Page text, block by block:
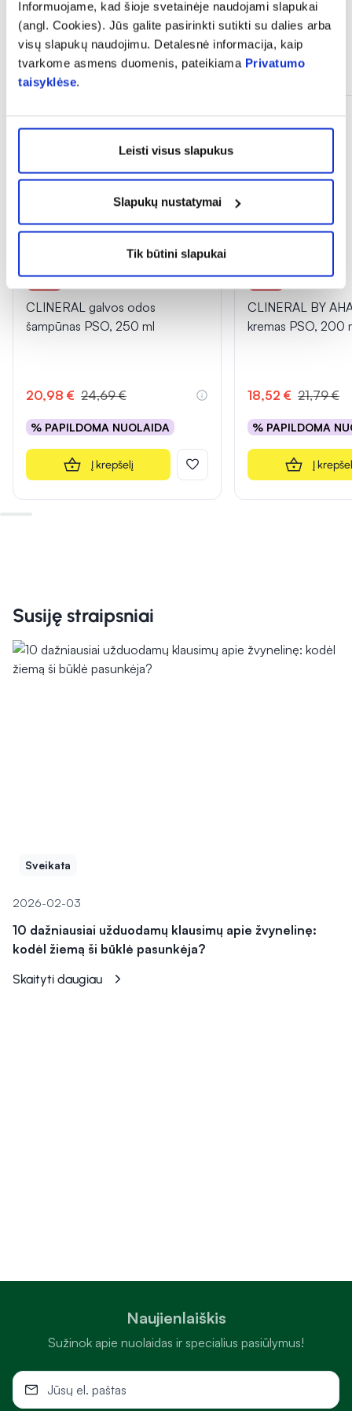
Informuojame, kad šioje svetainėje naudojami slapukai
(angl. Cookies). Jūs galite pasirinkti sutikti su dalies arba
visų slapukų naudojimu. Detalesnė informacija, kaip
tvarkome asmens duomenis, pateikiama Privatumo
taisyklėse.
Leisti visus slapukus
Slapukų nustatymai
Tik būtini slapukai
Dažnai perkama kartu
CLINERAL galvos odos
šampūnas PSO, 250 ml
20,98 € 24,69 €
% PAPILDOMA NUOLAIDA
Į krepšelį
CLINERAL BY
kremas PSO, 200
18,52 € 21,79 €
% PAPILDOMA
Į
Susiję straipsniai
Sveikata
2026-02-03
10 dažniausiai užduodamų klausimų apie žvynelinę:
kodėl žiemą ši būklė pasunkėja?
Skaityti daugiau
Naujienlaiškis
Sužinok apie nuolaidas ir specialius pasiūlymus!